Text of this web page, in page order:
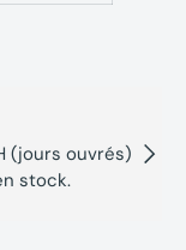
(jours ouvrés)
stock.